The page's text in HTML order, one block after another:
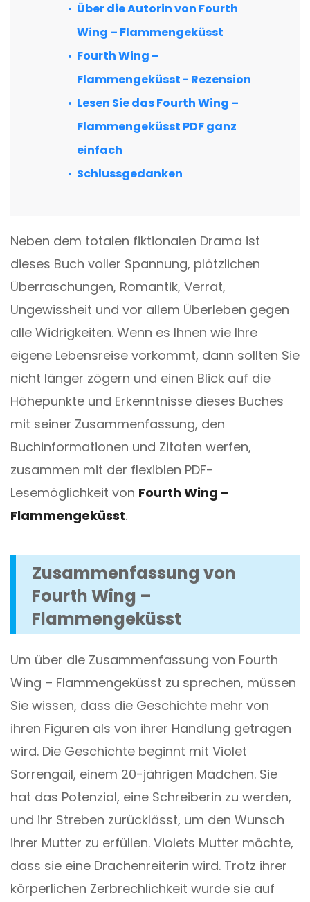
Über die Autorin von Fourth
Wing – Flammengeküsst
Fourth Wing –
Flammengeküsst - Rezension
Lesen Sie das Fourth Wing –
Flammengeküsst PDF ganz
einfach
Schlussgedanken
Neben dem totalen fiktionalen Drama ist
dieses Buch voller Spannung, plötzlichen
Überraschungen, Romantik, Verrat,
Ungewissheit und vor allem Überleben gegen
alle Widrigkeiten. Wenn es Ihnen wie Ihre
eigene Lebensreise vorkommt, dann sollten Sie
nicht länger zögern und einen Blick auf die
Höhepunkte und Erkenntnisse dieses Buches
mit seiner Zusammenfassung, den
Buchinformationen und Zitaten werfen,
zusammen mit der flexiblen PDF-
Lesemöglichkeit von Fourth Wing –
Flammengeküsst.
Zusammenfassung von
Fourth Wing –
Flammengeküsst
Um über die Zusammenfassung von Fourth
Wing – Flammengeküsst zu sprechen, müssen
Sie wissen, dass die Geschichte mehr von
ihren Figuren als von ihrer Handlung getragen
wird. Die Geschichte beginnt mit Violet
Sorrengail, einem 20-jährigen Mädchen. Sie
hat das Potenzial, eine Schreiberin zu werden,
und ihr Streben zurücklässt, um den Wunsch
ihrer Mutter zu erfüllen. Violets Mutter möchte,
dass sie eine Drachenreiterin wird. Trotz ihrer
körperlichen Zerbrechlichkeit wurde sie auf